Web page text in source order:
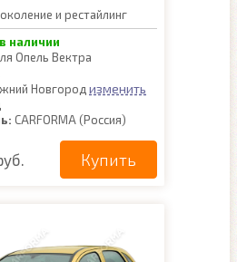
и рестайлинг
наличии
Опель Вектра
Новгород изменить
CARFORMA (Россия)
Купить